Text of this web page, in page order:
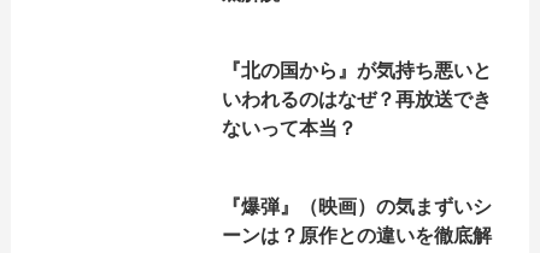
『北の国から』が気持ち悪いと
いわれるのはなぜ？再放送でき
ないって本当？
『爆弾』（映画）の気まずいシ
ーンは？原作との違いを徹底解